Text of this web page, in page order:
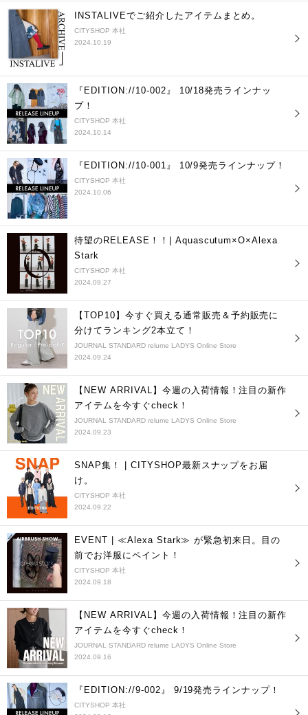
INSTALIVEでご紹介したアイテムまとめ。
CITYSHOP 本社
2024.10.19
『EDITION://10-002』 10/18発売ラインナッ
プ！
CITYSHOP 本社
2024.10.14
『EDITION://10-001』 10/9発売ラインナップ！
CITYSHOP 本社
2024.10.06
待望のRELEASE！！| Aquascutum×O×Alexa
Stark
CITYSHOP 本社
2024.09.27
【TOP10】今すぐ買える通常販売＆予約販売に
分けてランキング2本立て！
JOURNAL STANDARD relume LADYS Online Store
2024.09.24
【NEW ARRIVAL】今週の入荷情報！注目の新作
アイテムを今すぐcheck！
JOURNAL STANDARD relume LADYS Online Store
2024.09.23
SNAP集！ | CITYSHOP最新スナップをお届
け。
CITYSHOP 本社
2024.09.22
EVENT | ≪Alexa Stark≫ が緊急初来日。目の
前でお洋服にペイント！
CITYSHOP 本社
2024.09.18
【NEW ARRIVAL】今週の入荷情報！注目の新作
アイテムを今すぐcheck！
JOURNAL STANDARD relume LADYS Online Store
2024.09.16
『EDITION://9-002』 9/19発売ラインナップ！
CITYSHOP 本社